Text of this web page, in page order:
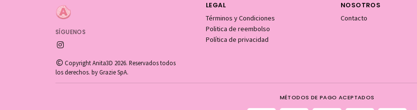
SÍGUENOS
Copyright Anita3D 2026. Reservados todos
los derechos. by Grazie SpA.
LEGAL
Términos y Condiciones
Politica de reembolso
Política de privacidad
NOSOTROS
Contacto
MÉTODOS DE PAGO ACEPTADOS